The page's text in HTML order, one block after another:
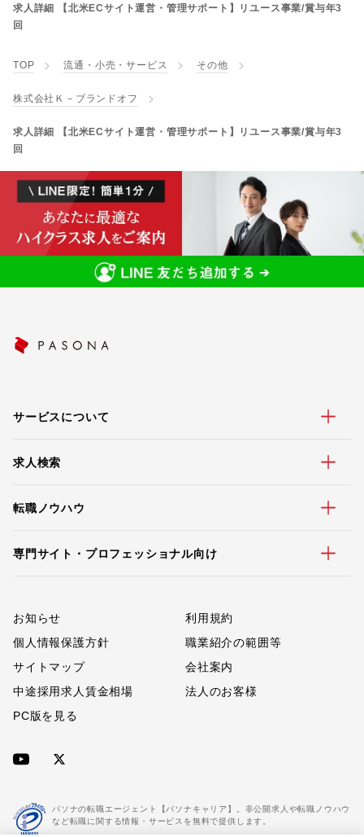
求人詳細 【北米ECサイト運営・管理サポート】リユース事業/賞与年3
回
TOP 流通・小売・サービス その他
株式会社Ｋ－ブランドオフ
求人詳細 【北米ECサイト運営・管理サポート】リユース事業/賞与年3
回
サービスについて
求人検索
転職ノウハウ
専門サイト・プロフェッショナル向け
お知らせ
利用規約
個人情報保護方針
職業紹介の範囲等
サイトマップ
会社案内
中途採用求人賃金相場
法人のお客様
PC版を見る
パソナの転職エージェント【パソナキャリア】。非公開求人や転職ノウハウ
など転職に関する情報・サービスを無料で提供します。